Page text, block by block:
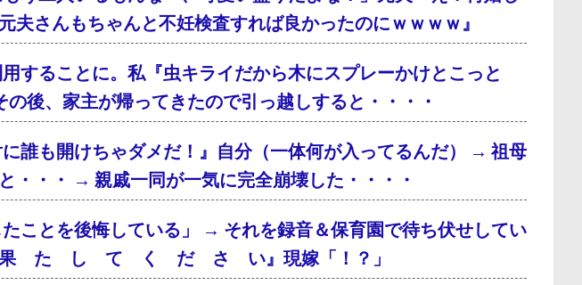
夫さんもちゃんと不妊検査すれば良かったのにｗｗｗｗ』
することに。私『虫キライだから木にスプレーかけとこっと
後、家主が帰ってきたので引っ越しすると・・・・
誰も開けちゃダメだ！』自分（一体何が入ってるんだ） → 祖母
・・・ → 親戚一同が一気に完全崩壊した・・・・
ことを後悔している」 → それを録音＆保育園で待ち伏せしてい
た し て く だ さ い』現嫁「！？」